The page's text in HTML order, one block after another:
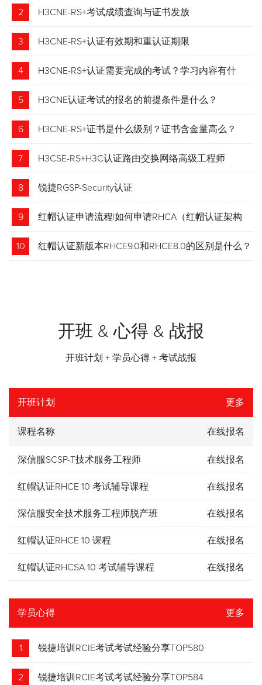
2 H3CNE-RS+考试成绩查询与证书发放
3 H3CNE-RS+认证有效期和重认证期限
4 H3CNE-RS+认证需要完成的考试？学习内容有什
么？
5 H3CNE认证考试的报名的前提条件是什么？
6 H3CNE-RS+证书是什么级别？证书含金量高么？
7 H3CSE-RS+H3C认证路由交换网络高级工程师
8 锐捷RGSP-Security认证
9 红帽认证申请流程|如何申请RHCA（红帽认证架构
师）证书？申请步骤请收藏！
10 红帽认证新版本RHCE9.0和RHCE8.0的区别是什么？
开班 & 心得 & 战报
开班计划 + 学员心得 + 考试战报
开班计划 更多
课程名称 在线报名
深信服SCSP-T技术服务工程师 在线报名
红帽认证RHCE 10 考试辅导课程 在线报名
深信服安全技术服务工程师脱产班 在线报名
红帽认证RHCE 10 课程 在线报名
红帽认证RHCSA 10 考试辅导课程 在线报名
学员心得 更多
1 锐捷培训RCIE考试考试经验分享TOP580
2 锐捷培训RCIE考试考试经验分享TOP584